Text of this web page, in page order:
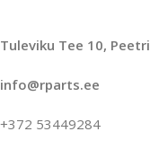
Tuleviku Tee 10,
info@rparts.ee
+372 53449284